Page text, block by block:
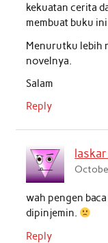
kekuatan cerita
membuat buku
Menurutku lebih
novelnya.
Salam
Reply
wah pengen
dipinjemin.
Reply